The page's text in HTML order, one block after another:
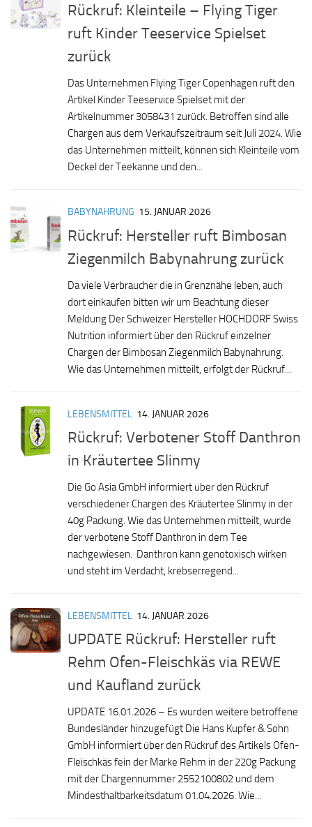
Rückruf: Kleinteile – Flying Tiger
ruft Kinder Teeservice Spielset
zurück
Das Unternehmen Flying Tiger Copenhagen ruft den
Artikel Kinder Teeservice Spielset mit der
Artikelnummer 3058431 zurück. Betroffen sind alle
Chargen aus dem Verkaufszeitraum seit Juli 2024. Wie
das Unternehmen mitteilt, können sich Kleinteile vom
Deckel der Teekanne und den...
BABYNAHRUNG 15. JANUAR 2026
Rückruf: Hersteller ruft Bimbosan
Ziegenmilch Babynahrung zurück
Da viele Verbraucher die in Grenznähe leben, auch
dort einkaufen bitten wir um Beachtung dieser
Meldung Der Schweizer Hersteller HOCHDORF Swiss
Nutrition informiert über den Rückruf einzelner
Chargen der Bimbosan Ziegenmilch Babynahrung.
Wie das Unternehmen mitteilt, erfolgt der Rückruf...
LEBENSMITTEL 14. JANUAR 2026
Rückruf: Verbotener Stoff Danthron
in Kräutertee Slinmy
Die Go Asia GmbH informiert über den Rückruf
verschiedener Chargen des Kräutertee Slinmy in der
40g Packung. Wie das Unternehmen mitteilt, wurde
der verbotene Stoff Danthron in dem Tee
nachgewiesen. Danthron kann genotoxisch wirken
und steht im Verdacht, krebserregend...
LEBENSMITTEL 14. JANUAR 2026
UPDATE Rückruf: Hersteller ruft
Rehm Ofen-Fleischkäs via REWE
und Kaufland zurück
UPDATE 16.01.2026 – Es wurden weitere betroffene
Bundesländer hinzugefügt Die Hans Kupfer & Sohn
GmbH informiert über den Rückruf des Artikels Ofen-
Fleischkäs fein der Marke Rehm in der 220g Packung
mit der Chargennummer 2552100802 und dem
Mindesthaltbarkeitsdatum 01.04.2026. Wie...